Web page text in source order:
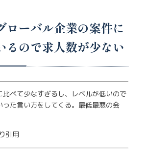
ローバル企業の案件に
るので求人数が少ない
比べて少なすぎるし、レベルが低いので
った言い方をしてくる。最低最悪の会
引用